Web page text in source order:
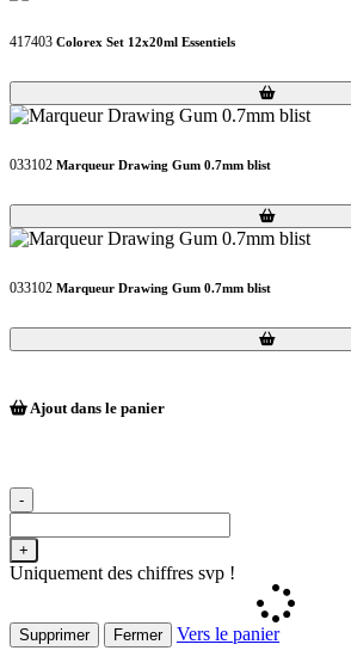
417403 Colorex Set 12x20ml Essentiels
Loading...
Loading...
033102 Marqueur Drawing Gum 0.7mm blist
Loading...
Loading...
033102 Marqueur Drawing Gum 0.7mm blist
Loading...
Loading...
Ajout dans le panier
-
+
Uniquement des chiffres svp !
Supprimer Fermer Vers le panier